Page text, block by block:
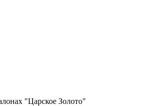
"Царское Золото"